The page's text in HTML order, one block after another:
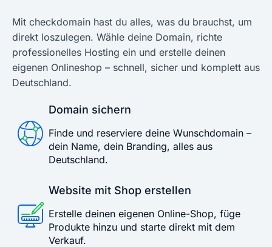
Mit checkdomain hast du alles, was du brauchst, um
direkt loszulegen. Wähle deine Domain, richte
professionelles Hosting ein und erstelle deinen
eigenen Onlineshop – schnell, sicher und komplett aus
Deutschland.
Domain sichern
Finde und reserviere deine Wunschdomain –
dein Name, dein Branding, alles aus
Deutschland.
Website mit Shop erstellen
Erstelle deinen eigenen Online-Shop, füge
Produkte hinzu und starte direkt mit dem
Verkauf.